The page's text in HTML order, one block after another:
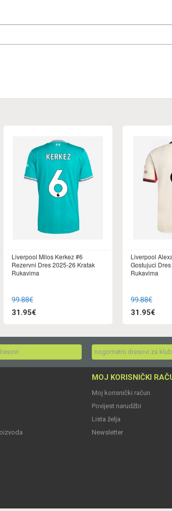
Liverpool Milos Kerkez #6
Rezervni Dres 2025-26 Kratak
Rukavima
99.88€
31.95€
Liverpool
Gostujuci
Rukavima
99.88€
31.95€
nogometni dresovi za
MOJ KORISNIČKI
Moj korisnički račun
Povijest narudžbi
Lista želja
Newsletter